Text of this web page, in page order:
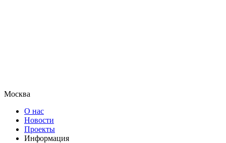
Москва
О нас
Новости
Проекты
Информация